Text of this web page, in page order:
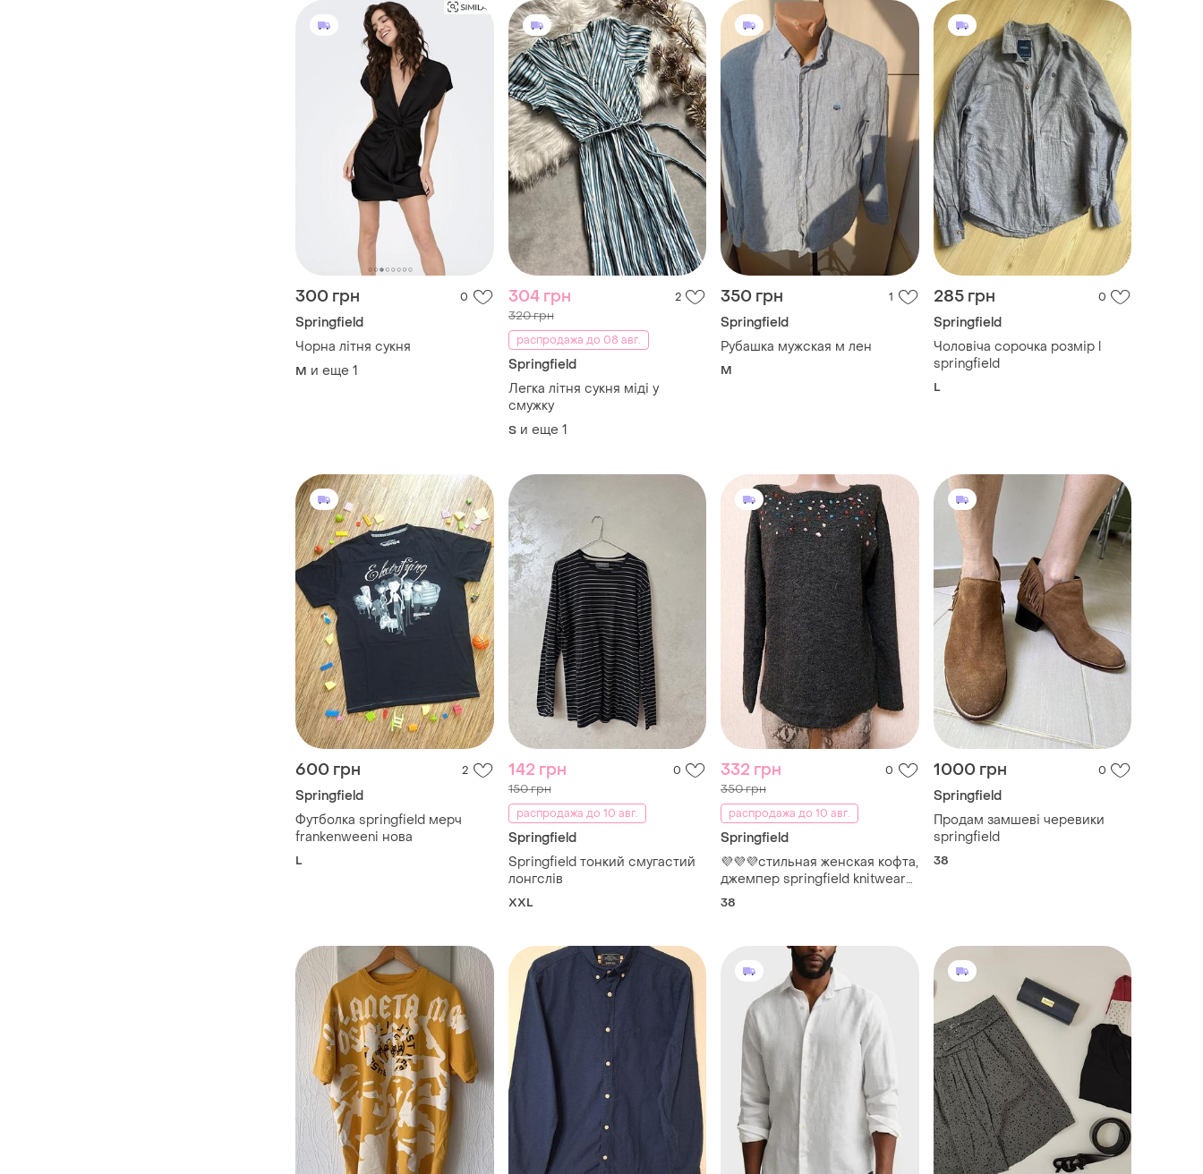
300 грн 0
Springfield
Чорна літня сукня
M и еще 1
304 грн 2
320 грн
распродажа до 08 авг.
Springfield
Легка літня сукня міді у
смужку
S и еще 1
350 грн 1
Springfield
Рубашка мужская м лен
M
285 грн 0
Springfield
Чоловіча сорочка розмір l
springfield
L
600 грн 2
Springfield
Футболка springfield мерч
frankenweeni нова
L
142 грн 0
150 грн
распродажа до 10 авг.
Springfield
Springfield тонкий смугастий
лонгслів
XXL
332 грн 0
350 грн
распродажа до 10 авг.
Springfield
💜💜💜стильная женская кофта,
джемпер springfield knitwear💜
💜💜
38
1000 грн 0
Springfield
Продам замшеві черевики
springfield
38